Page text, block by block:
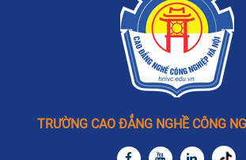
TRƯỜNG CAO ĐẲNG NGHỀ CÔNG